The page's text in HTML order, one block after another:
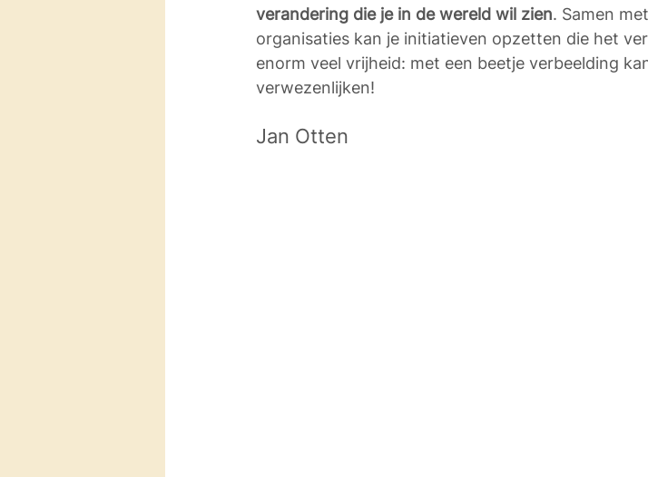
verandering die je in de wereld wil zien. Samen
organisaties kan je initiatieven opzetten die het
enorm veel vrijheid: met een beetje verbeelding
verwezenlijken!
Jan Otten